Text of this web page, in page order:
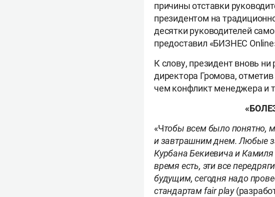
причины отставки
президентом на
десятки руководителей
предоставил «БИЗНЕС
К слову, президент вновь
директора Громова,
чем конфликт менеджера и
«Чтобы всем было понятно,
и завтрашним днем. Любые
Курбана Бекиевича и
время есть, эти все
будущим, сегодня надо
стандартам fair play